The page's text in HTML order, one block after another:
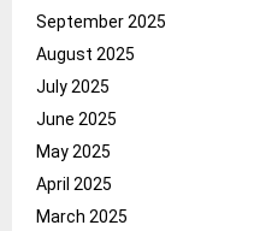
September 2025
August 2025
July 2025
June 2025
May 2025
April 2025
March 2025